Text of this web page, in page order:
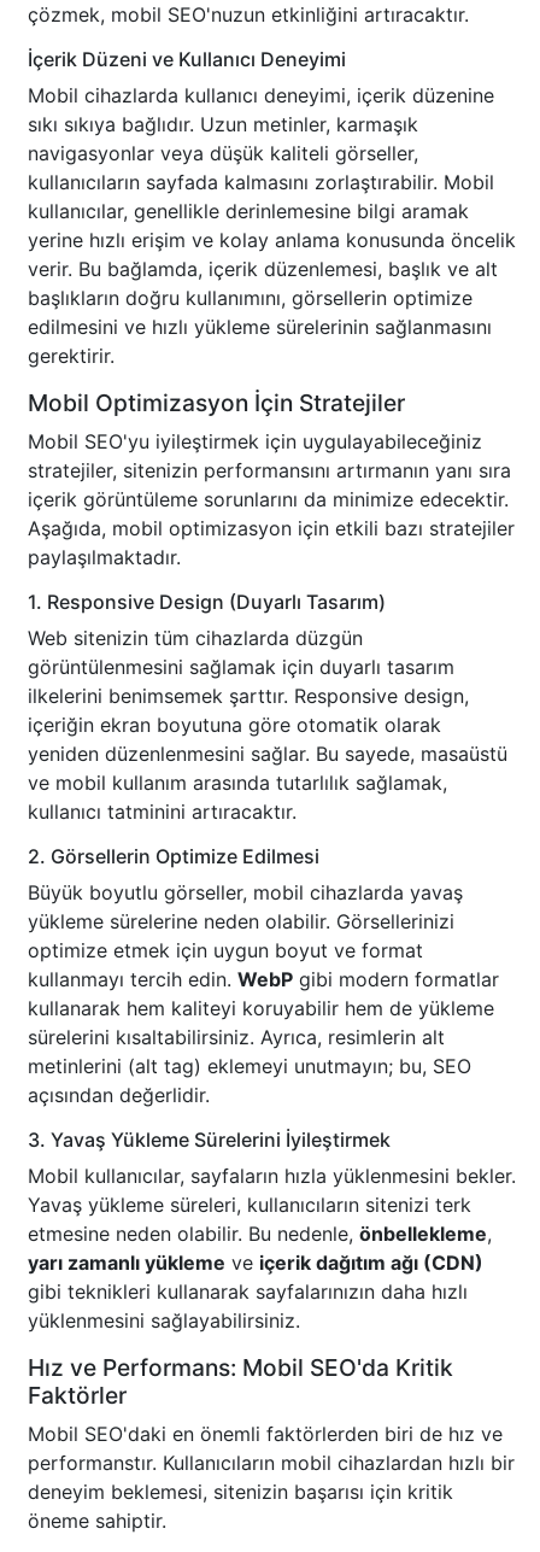
çözmek, mobil SEO'nuzun etkinliğini artıracaktır.
İçerik Düzeni ve Kullanıcı Deneyimi
Mobil cihazlarda kullanıcı deneyimi, içerik düzenine
sıkı sıkıya bağlıdır. Uzun metinler, karmaşık
navigasyonlar veya düşük kaliteli görseller,
kullanıcıların sayfada kalmasını zorlaştırabilir. Mobil
kullanıcılar, genellikle derinlemesine bilgi aramak
yerine hızlı erişim ve kolay anlama konusunda öncelik
verir. Bu bağlamda, içerik düzenlemesi, başlık ve alt
başlıkların doğru kullanımını, görsellerin optimize
edilmesini ve hızlı yükleme sürelerinin sağlanmasını
gerektirir.
Mobil Optimizasyon İçin Stratejiler
Mobil SEO'yu iyileştirmek için uygulayabileceğiniz
stratejiler, sitenizin performansını artırmanın yanı sıra
içerik görüntüleme sorunlarını da minimize edecektir.
Aşağıda, mobil optimizasyon için etkili bazı stratejiler
paylaşılmaktadır.
1. Responsive Design (Duyarlı Tasarım)
Web sitenizin tüm cihazlarda düzgün
görüntülenmesini sağlamak için duyarlı tasarım
ilkelerini benimsemek şarttır. Responsive design,
içeriğin ekran boyutuna göre otomatik olarak
yeniden düzenlenmesini sağlar. Bu sayede, masaüstü
ve mobil kullanım arasında tutarlılık sağlamak,
kullanıcı tatminini artıracaktır.
2. Görsellerin Optimize Edilmesi
Büyük boyutlu görseller, mobil cihazlarda yavaş
yükleme sürelerine neden olabilir. Görsellerinizi
optimize etmek için uygun boyut ve format
kullanmayı tercih edin. WebP gibi modern formatlar
kullanarak hem kaliteyi koruyabilir hem de yükleme
sürelerini kısaltabilirsiniz. Ayrıca, resimlerin alt
metinlerini (alt tag) eklemeyi unutmayın; bu, SEO
açısından değerlidir.
3. Yavaş Yükleme Sürelerini İyileştirmek
Mobil kullanıcılar, sayfaların hızla yüklenmesini bekler.
Yavaş yükleme süreleri, kullanıcıların sitenizi terk
etmesine neden olabilir. Bu nedenle, önbellekleme,
yarı zamanlı yükleme ve içerik dağıtım ağı (CDN)
gibi teknikleri kullanarak sayfalarınızın daha hızlı
yüklenmesini sağlayabilirsiniz.
Hız ve Performans: Mobil SEO'da Kritik
Faktörler
Mobil SEO'daki en önemli faktörlerden biri de hız ve
performanstır. Kullanıcıların mobil cihazlardan hızlı bir
deneyim beklemesi, sitenizin başarısı için kritik
öneme sahiptir.